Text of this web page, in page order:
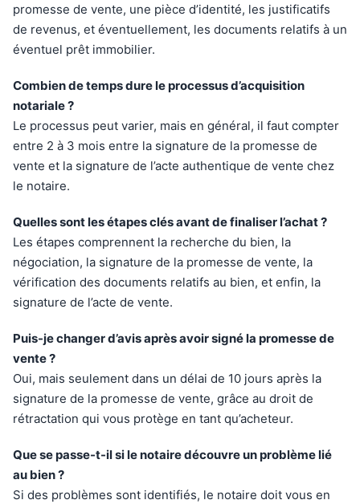
promesse de vente, une pièce d’identité, les justificatifs
de revenus, et éventuellement, les documents relatifs à un
éventuel prêt immobilier.
Combien de temps dure le processus d’acquisition
notariale ?
Le processus peut varier, mais en général, il faut compter
entre 2 à 3 mois entre la signature de la promesse de
vente et la signature de l’acte authentique de vente chez
le notaire.
Quelles sont les étapes clés avant de finaliser l’achat ?
Les étapes comprennent la recherche du bien, la
négociation, la signature de la promesse de vente, la
vérification des documents relatifs au bien, et enfin, la
signature de l’acte de vente.
Puis-je changer d’avis après avoir signé la promesse de
vente ?
Oui, mais seulement dans un délai de 10 jours après la
signature de la promesse de vente, grâce au droit de
rétractation qui vous protège en tant qu’acheteur.
Que se passe-t-il si le notaire découvre un problème lié
au bien ?
Si des problèmes sont identifiés, le notaire doit vous en